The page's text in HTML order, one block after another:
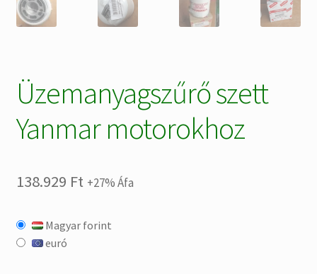
Üzemanyagszűrő szett
Yanmar motorokhoz
138.929 Ft +27% Áfa
Magyar forint
euró